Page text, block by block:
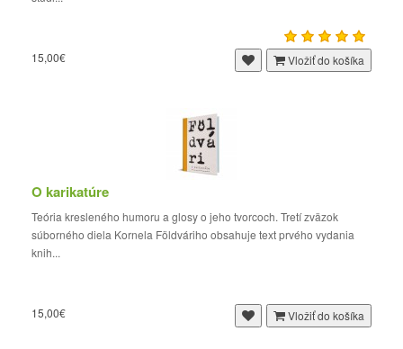
15,00€ Vložiť do košíka
O karikatúre
Teória kresleného humoru a glosy o jeho tvorcoch. Tretí zväzok
súborného diela Kornela Földváriho obsahuje text prvého vydania
knih...
15,00€ Vložiť do košíka